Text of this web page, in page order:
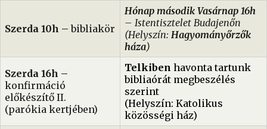
Szerda 10h –bibliakör
Hónap második Vasárnap 16h
– Istentisztelet Budajenőn
(Helyszín: Hagyományőrzők
háza)
Szerda 16h –
konfirmáció
előkészítő II.
(parókia kertjében)
Telkiben havonta tartunk
bibliaórát megbeszélés
szerint
(Helyszín: Katolikus
közösségi ház)